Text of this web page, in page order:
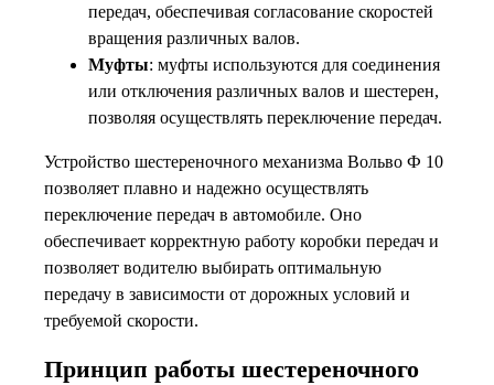
передач, обеспечивая согласование скоростей
вращения различных валов.
Муфты: муфты используются для соединения
или отключения различных валов и шестерен,
позволяя осуществлять переключение передач.
Устройство шестереночного механизма Вольво Ф 10
позволяет плавно и надежно осуществлять
переключение передач в автомобиле. Оно
обеспечивает корректную работу коробки передач и
позволяет водителю выбирать оптимальную
передачу в зависимости от дорожных условий и
требуемой скорости.
Принцип работы шестереночного